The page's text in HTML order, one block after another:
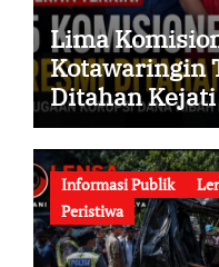
Lima
Kotawaringin
Ditahan
Korupsi Dana
Miliar
Informasi Publik
Peristiwa